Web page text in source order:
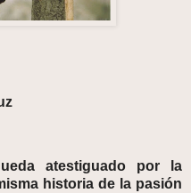
atestiguado por la
historia de la pasión